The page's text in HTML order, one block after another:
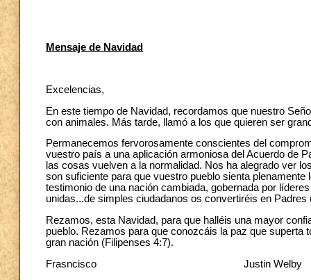
Mensaje de Navidad
Excelencias,
En este tiempo de Navidad, recordamos que nuestro
con animales. Más tarde, llamó a los que quieren ser
Permanecemos fervorosamente conscientes del
vuestro país a una aplicación armoniosa del Acuerdo de
las cosas vuelven a la normalidad. Nos ha alegrado ver
son suficiente para que vuestro pueblo sienta
testimonio de una nación cambiada, gobernada por
unidas...de simples ciudadanos os convertiréis en Padres
Rezamos, esta Navidad, para que halléis una mayor
pueblo. Rezamos para que conozcáis la paz que
gran nación (Filipenses 4:7).
Frasncisco
Justin